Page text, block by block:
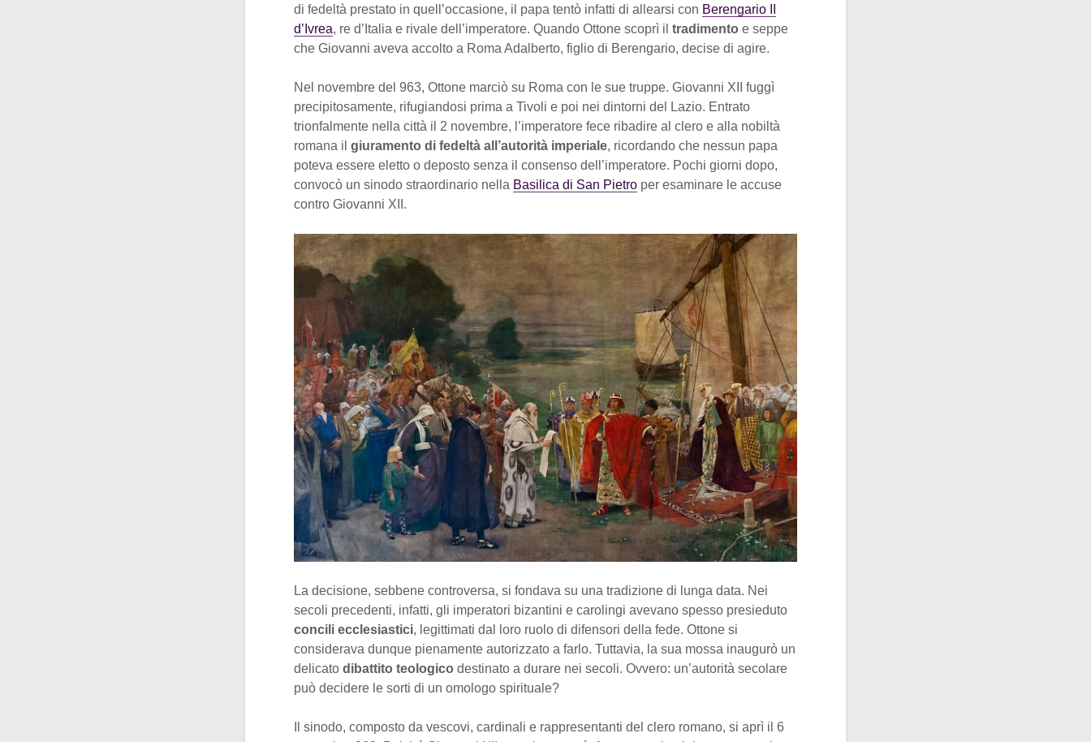
di fedeltà prestato in quell’occasione, il papa tentò infatti di allearsi con Berengario II
d’Ivrea, re d’Italia e rivale dell’imperatore. Quando Ottone scoprì il tradimento e seppe
che Giovanni aveva accolto a Roma Adalberto, figlio di Berengario, decise di agire.
Nel novembre del 963, Ottone marciò su Roma con le sue truppe. Giovanni XII fuggì
precipitosamente, rifugiandosi prima a Tivoli e poi nei dintorni del Lazio. Entrato
trionfalmente nella città il 2 novembre, l’imperatore fece ribadire al clero e alla nobiltà
romana il giuramento di fedeltà all’autorità imperiale, ricordando che nessun papa
poteva essere eletto o deposto senza il consenso dell’imperatore. Pochi giorni dopo,
convocò un sinodo straordinario nella Basilica di San Pietro per esaminare le accuse
contro Giovanni XII.
La decisione, sebbene controversa, si fondava su una tradizione di lunga data. Nei
secoli precedenti, infatti, gli imperatori bizantini e carolingi avevano spesso presieduto
concili ecclesiastici, legittimati dal loro ruolo di difensori della fede. Ottone si
considerava dunque pienamente autorizzato a farlo. Tuttavia, la sua mossa inaugurò un
delicato dibattito teologico destinato a durare nei secoli. Ovvero: un’autorità secolare
può decidere le sorti di un omologo spirituale?
Il sinodo, composto da vescovi, cardinali e rappresentanti del clero romano, si aprì il 6